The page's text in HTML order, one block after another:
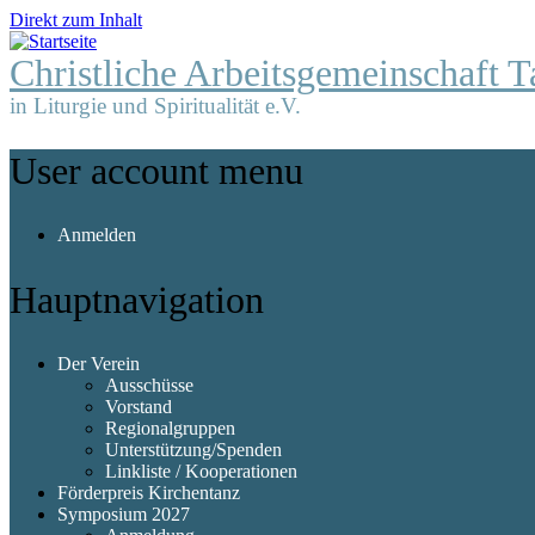
Direkt zum Inhalt
Christliche Arbeitsgemeinschaft
in Liturgie und Spiritualität e.V.
User account menu
Anmelden
Hauptnavigation
Der Verein
Ausschüsse
Vorstand
Regionalgruppen
Unterstützung/Spenden
Linkliste / Kooperationen
Förderpreis Kirchentanz
Symposium 2027